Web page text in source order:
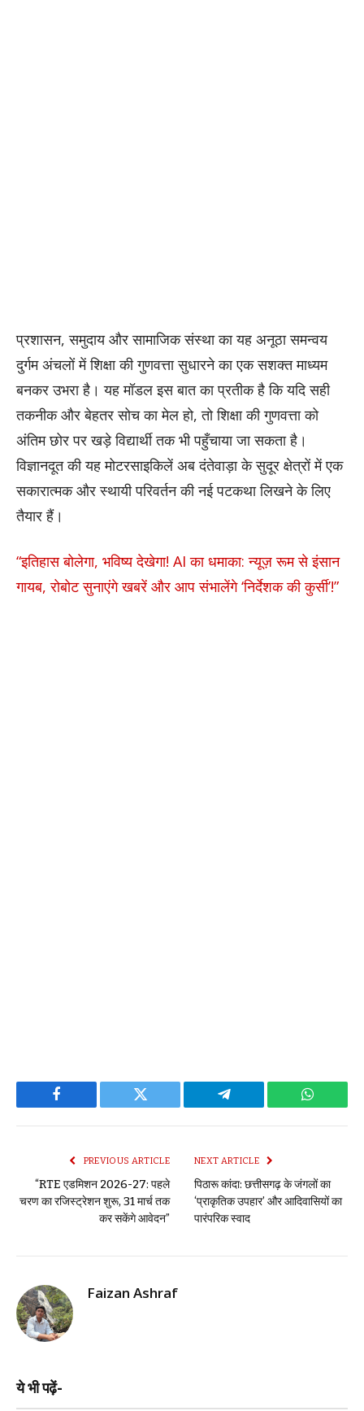
प्रशासन, समुदाय और सामाजिक संस्था का यह अनूठा समन्वय
दुर्गम अंचलों में शिक्षा की गुणवत्ता सुधारने का एक सशक्त माध्यम
बनकर उभरा है। यह मॉडल इस बात का प्रतीक है कि यदि सही
तकनीक और बेहतर सोच का मेल हो, तो शिक्षा की गुणवत्ता को
अंतिम छोर पर खड़े विद्यार्थी तक भी पहुँचाया जा सकता है।
विज्ञानदूत की यह मोटरसाइकिलें अब दंतेवाड़ा के सुदूर क्षेत्रों में एक
सकारात्मक और स्थायी परिवर्तन की नई पटकथा लिखने के लिए
तैयार हैं।
“इतिहास बोलेगा, भविष्य देखेगा! AI का धमाका: न्यूज़ रूम से इंसान
गायब, रोबोट सुनाएंगे खबरें और आप संभालेंगे ‘निर्देशक की कुर्सी’!”
Facebook Twitter Telegram
PREVIOUS ARTICLE
“RTE एडमिशन 2026-27: पहले
चरण का रजिस्ट्रेशन शुरू, 31 मार्च तक
कर सकेंगे आवेदन”
NEXT ARTICLE
पिठारू कांदा: छत्तीसगढ़ के जंगलों का
‘प्राकृतिक उपहार’ और आदिवासियों का
पारंपरिक स्वाद
Faizan Ashraf
ये भी पढ़ें-